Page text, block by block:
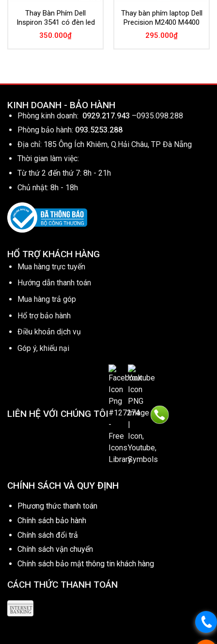
Thay Bàn Phím Dell
Inspiron 3541 có đèn led
350.000₫
Thay bàn phím laptop Dell
Precision M2400 M4400
295.000₫
KINH DOANH - BẢO HÀNH
Phòng kinh doanh: 0929.217.943 –0935.098.288
Phòng bảo hành: 093.5253.288
Địa chỉ: 185 Ông Ích Khiêm, Q.Hải Châu, TP Đà Nẵng
Thời gian làm việc:
Từ thứ 2 đến thứ 7: 8h - 21h
Chủ nhật: 8h - 18h
HỔ TRỢ KHÁCH HÀNG
Mua hàng trực tuyến
Hướng dẫn thanh toán
Mua hàng trả góp
Hổ trợ bảo hành
Điều khoản dịch vụ
Góp ý, khiếu nại
LIÊN HỆ VỚI CHÚNG TÔI
CHÍNH SÁCH VÀ QUY ĐỊNH
Phương thức thanh toán
Chính sách bảo hành
Chính sách đổi trả
Chính sách vận chuyển
Chính sách bảo mật thông tin khách hàng
CÁCH THỨC THANH TOÁN